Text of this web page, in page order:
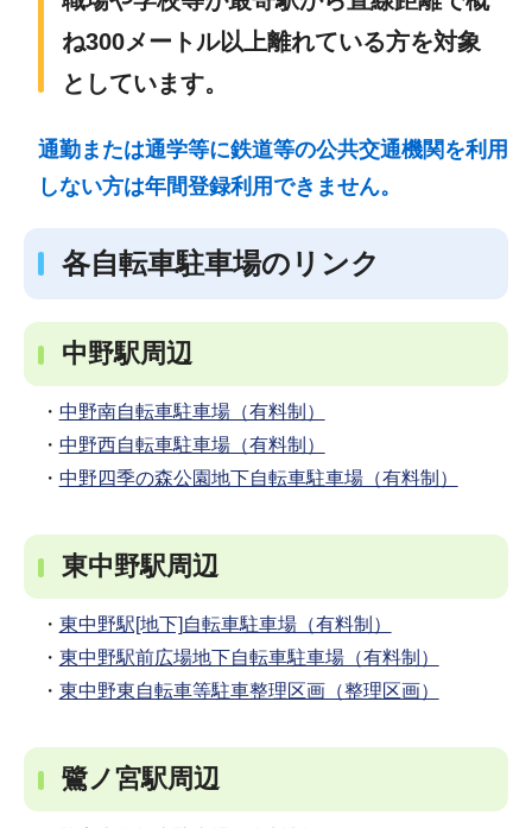
ね300メートル以上離れている方を対象
としています。
通勤または通学等に鉄道等の公共交通機関を利用
しない方は年間登録利用できません。
各自転車駐車場のリンク
中野駅周辺
・ 中野南自転車駐車場（有料制）
・ 中野西自転車駐車場（有料制）
・ 中野四季の森公園地下自転車駐車場（有料制）
東中野駅周辺
・ 東中野駅[地下]自転車駐車場（有料制）
・ 東中野駅前広場地下自転車駐車場（有料制）
・ 東中野東自転車等駐車整理区画（整理区画）
鷺ノ宮駅周辺